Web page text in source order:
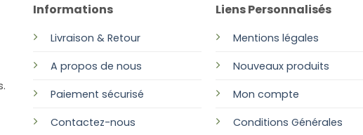
Informations
Livraison & Retour
A propos de nous
Paiement sécurisé
Contactez-nous
Liens Personnalisés
Mentions légales
Nouveaux produits
Mon compte
Conditions Générales